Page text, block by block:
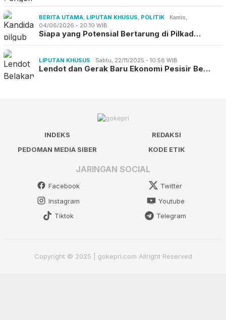
BERITA UTAMA LIPUTAN KHUSUS POLITIK
Kamis,
04/06/2026 - 20:10 WIB
Siapa yang Potensial Bertarung di Pilkad…
LIPUTAN KHUSUS Sabtu, 22/11/2025 - 10:56 WIB
Lendot dan Gerak Baru Ekonomi Pesisir Be…
INDEKS
REDAKSI
PEDOMAN MEDIA SIBER
KODE ETIK
JARINGAN SOCIAL
Facebook
Twitter
Instagram
Youtube
Tiktok
Telegram
Copyright © 2025 | gokepri.com Allright Reserved